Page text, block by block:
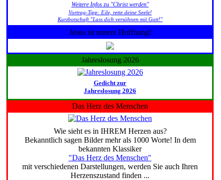
Weitere Infos zu "Christ werden"
Vortrag-Tipp: Eile, rette deine Seele!
Kurzbotschaft "Lass dich versöhnen mit Gott!"
Jesus ist unsere Hoffnung!
Jahreslosung 2026
Gedicht zur
Jahreslosung 2026
Das Herz des Menschen
Wie sieht es in IHREM Herzen aus?
Bekanntlich sagen Bilder mehr als 1000 Worte! In dem
bekannten Klassiker
"Das Herz des Menschen"
mit verschiedenen Darstellungen, werden Sie auch Ihren
Herzenszustand finden ...